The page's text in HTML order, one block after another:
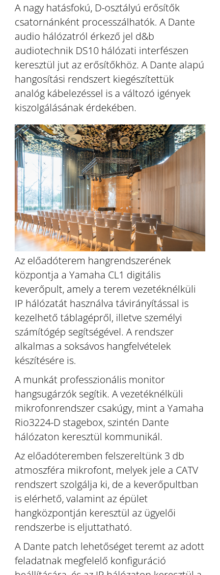
A nagy hatásfokú, D-osztályú erősítők
csatornánként processzálhatók. A Dante
audio hálózatról érkező jel d&b
audiotechnik DS10 hálózati interfészen
keresztül jut az erősítőkhöz. A Dante alapú
hangosítási rendszert kiegészítettük
analóg kábelezéssel is a változó igények
kiszolgálásának érdekében.
Az előadóterem hangrendszerének
központja a Yamaha CL1 digitális
keverőpult, amely a terem vezetéknélküli
IP hálózatát használva távirányítással is
kezelhető táblagépről, illetve személyi
számítógép segítségével. A rendszer
alkalmas a soksávos hangfelvételek
készítésére is.
A munkát professzionális monitor
hangsugárzók segítik. A vezetéknélküli
mikrofonrendszer csakúgy, mint a Yamaha
Rio3224-D stagebox, szintén Dante
hálózaton keresztül kommunikál.
Az előadóteremben felszereltünk 3 db
atmoszféra mikrofont, melyek jele a CATV
rendszert szolgálja ki, de a keverőpultban
is elérhető, valamint az épület
hangközpontján keresztül az ügyelői
rendszerbe is eljuttatható.
A Dante patch lehetőséget teremt az adott
feladatnak megfelelő konfiguráció